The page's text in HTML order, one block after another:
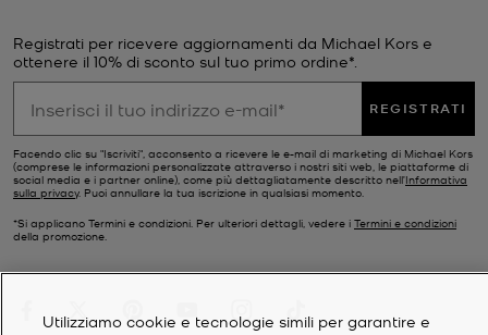
Registrati per ricevere aggiornamenti da Michael Kors e
ottenere il 10% di sconto sul tuo primo ordine*.
REGISTRATI
Facendo clic su "Iscriviti", acconsento a ricevere le e-mail di marketing di Michael Kors
(comprese le informazioni personalizzate attraverso i nostri siti web, le piattaforme di
social media e i partner online), come più dettagliatamente descritto nell’Informativa
sulla privacy. Puoi annullare la tua iscrizione in qualsiasi momento.
*Si applicano Termini e condizioni. Per ulteriori dettagli, vedere i Termini e condizioni
della promozione.
Utilizziamo cookie e tecnologie simili per garantire e